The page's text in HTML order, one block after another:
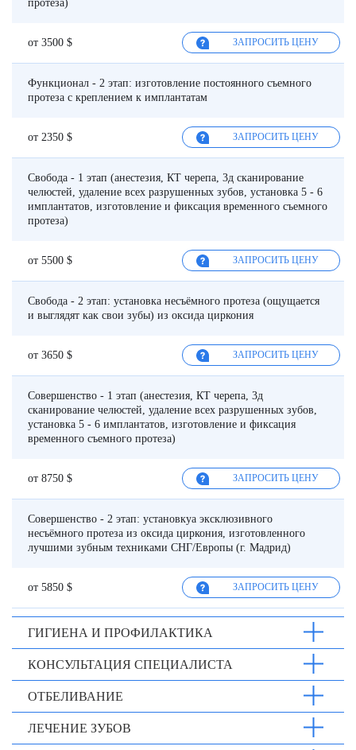
протеза)
от 3500 $ ЗАПРОСИТЬ ЦЕНУ
Функционал - 2 этап: изготовление постоянного съемного
протеза с креплением к имплантатам
от 2350 $ ЗАПРОСИТЬ ЦЕНУ
Свобода - 1 этап (анестезия, КТ черепа, 3д сканирование
челюстей, удаление всех разрушенных зубов, установка 5 - 6
имплантатов, изготовление и фиксация временного съемного
протеза)
от 5500 $ ЗАПРОСИТЬ ЦЕНУ
Свобода - 2 этап: установка несъёмного протеза (ощущается
и выглядят как свои зубы) из оксида циркония
от 3650 $ ЗАПРОСИТЬ ЦЕНУ
Совершенство - 1 этап (анестезия, КТ черепа, 3д
сканирование челюстей, удаление всех разрушенных зубов,
установка 5 - 6 имплантатов, изготовление и фиксация
временного съемного протеза)
от 8750 $ ЗАПРОСИТЬ ЦЕНУ
Совершенство - 2 этап: установкуа эксклюзивного
несъёмного протеза из оксида циркония, изготовленного
лучшими зубным техниками СНГ/Европы (г. Мадрид)
от 5850 $ ЗАПРОСИТЬ ЦЕНУ
ГИГИЕНА И ПРОФИЛАКТИКА
КОНСУЛЬТАЦИЯ СПЕЦИАЛИСТА
ОТБЕЛИВАНИЕ
ЛЕЧЕНИЕ ЗУБОВ